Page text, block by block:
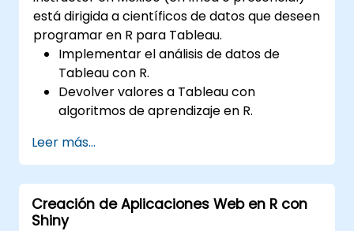
está dirigida a científicos de datos que deseen
programar en R para Tableau.
Implementar el análisis de datos de
Tableau con R.
Devolver valores a Tableau con
algoritmos de aprendizaje en R.
Tableau.
Tomar decisiones basadas en datos para
las operaciones comerciales.
Leer más...
Creación de Aplicaciones Web en R con
Shiny